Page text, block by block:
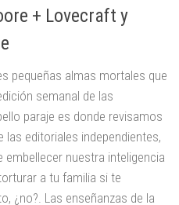
+ Lovecraft y
pequeñas almas mortales que
semanal de las
paraje es donde revisamos
editoriales independientes,
nuestra inteligencia
a tu familia si te
¿no?. Las enseñanzas de la